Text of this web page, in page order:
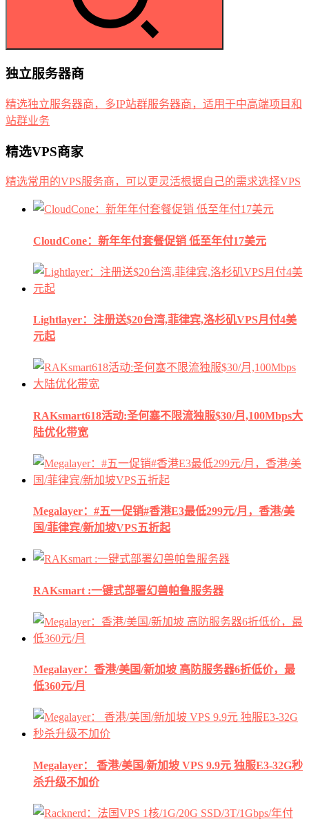
独立服务器商
精选独立服务器商，多IP站群服务器商，适用于中高端项目和
站群业务
精选VPS商家
精选常用的VPS服务商，可以更灵活根据自己的需求选择VPS
CloudCone：新年年付套餐促销 低至年付17美元
Lightlayer：注册送$20台湾,菲律宾,洛杉矶VPS月付4美
元起
RAKsmart618活动:圣何塞不限流独服$30/月,100Mbps大
陆优化带宽
Megalayer：#五一促销#香港E3最低299元/月，香港/美
国/菲律宾/新加坡VPS五折起
RAKsmart :一键式部署幻兽帕鲁服务器
Megalayer：香港/美国/新加坡 高防服务器6折低价，最
低360元/月
Megalayer： 香港/美国/新加坡 VPS 9.9元 独服E3-32G秒
杀升级不加价